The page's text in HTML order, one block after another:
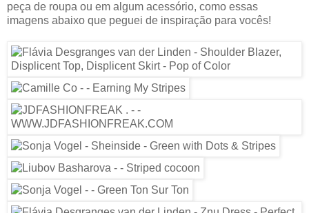
peça de roupa ou em algum acessório, como essas
imagens abaixo que peguei de inspiração para vocês!